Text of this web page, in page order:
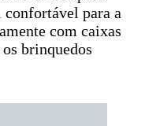
para a
com caixas
brinquedos